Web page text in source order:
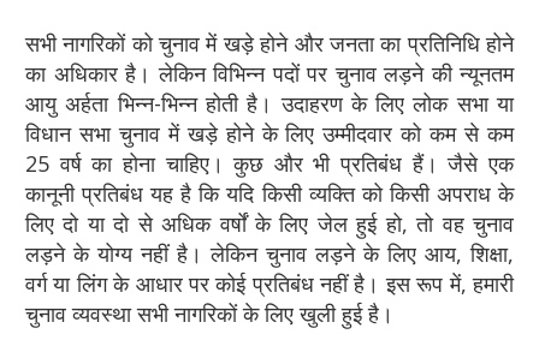
सभी नागरिकों को चुनाव में खड़े होने और जनता का प्रतिनिधि होने
का अधिकार है। लेकिन विभिन्न पदों पर चुनाव लड़ने की न्यूनतम
आयु अर्हता भिन्न-भिन्न होती है। उदाहरण के लिए लोक सभा या
विधान सभा चुनाव में खड़े होने के लिए उम्मीदवार को कम से कम
25 वर्ष का होना चाहिए। कुछ और भी प्रतिबंध हैं। जैसे एक
कानूनी प्रतिबंध यह है कि यदि किसी व्यक्ति को किसी अपराध के
लिए दो या दो से अधिक वर्षों के लिए जेल हुई हो, तो वह चुनाव
लड़ने के योग्य नहीं है। लेकिन चुनाव लड़ने के लिए आय, शिक्षा,
वर्ग या लिंग के आधार पर कोई प्रतिबंध नहीं है। इस रूप में, हमारी
चुनाव व्यवस्था सभी नागरिकों के लिए खुली हुई है।